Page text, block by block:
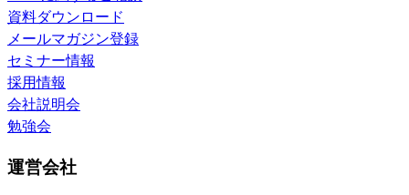
資料ダウンロード
メールマガジン登録
セミナー情報
採用情報
会社説明会
勉強会
運営会社